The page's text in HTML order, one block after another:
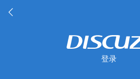
登录